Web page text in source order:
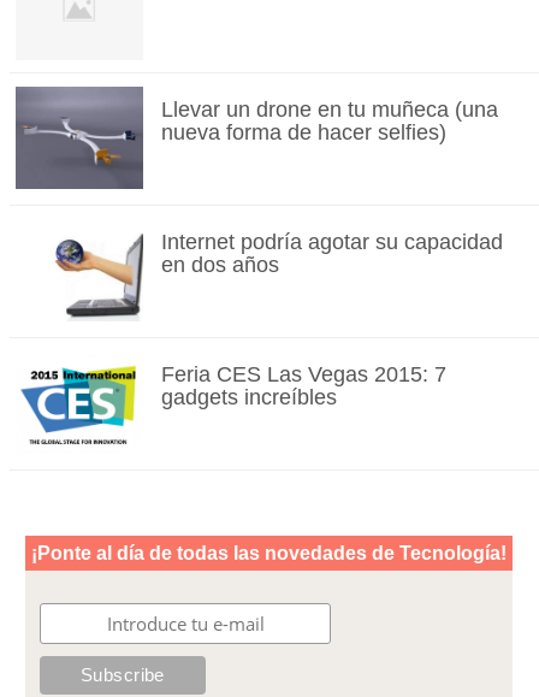
Llevar un drone en tu muñeca (una
nueva forma de hacer selfies)
Internet podría agotar su capacidad
en dos años
Feria CES Las Vegas 2015: 7
gadgets increíbles